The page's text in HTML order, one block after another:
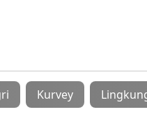
Kurvey